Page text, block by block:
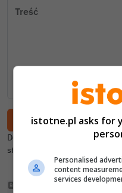
Treść
Dodając akceptujesz regulamin
stały podpis,
istotne.pl asks for
Personalised
content
services